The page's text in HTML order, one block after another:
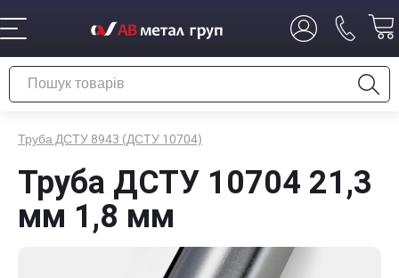
Труба ДСТУ 8943 (ДСТУ 10704)
Труба ДСТУ 10704 21,3
мм 1,8 мм